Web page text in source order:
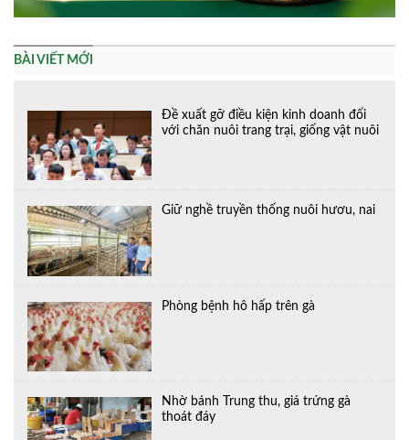
BÀI VIẾT MỚI
Đề xuất gỡ điều kiện kinh doanh đối
với chăn nuôi trang trại, giống vật nuôi
Giữ nghề truyền thống nuôi hươu, nai
Phòng bệnh hô hấp trên gà
Nhờ bánh Trung thu, giá trứng gà
thoát đáy